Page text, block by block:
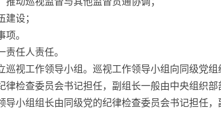
设；
。
任人责任。
工作领导小组。巡视工作领导小组向同级党组
查委员会书记担任，副组长一般由中央组织部
小组组长由同级党的纪律检查委员会书记担任，